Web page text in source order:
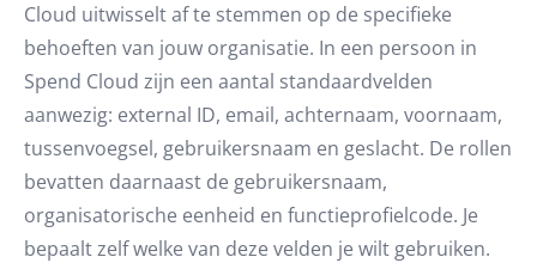
Cloud uitwisselt af te stemmen op de specifieke
behoeften van jouw organisatie. In een persoon in
Spend Cloud zijn een aantal standaardvelden
aanwezig: external ID, email, achternaam, voornaam,
tussenvoegsel, gebruikersnaam en geslacht. De rollen
bevatten daarnaast de gebruikersnaam,
organisatorische eenheid en functieprofielcode. Je
bepaalt zelf welke van deze velden je wilt gebruiken.